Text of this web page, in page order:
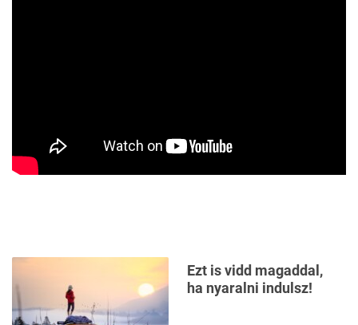
Ezt is vidd magaddal,
ha nyaralni indulsz!